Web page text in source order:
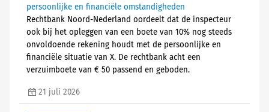
persoonlijke en financiële omstandigheden
Rechtbank Noord-Nederland oordeelt dat de inspecteur
ook bij het opleggen van een boete van 10% nog steeds
onvoldoende rekening houdt met de persoonlijke en
financiële situatie van X. De rechtbank acht een
verzuimboete van € 50 passend en geboden.
21 juli 2026